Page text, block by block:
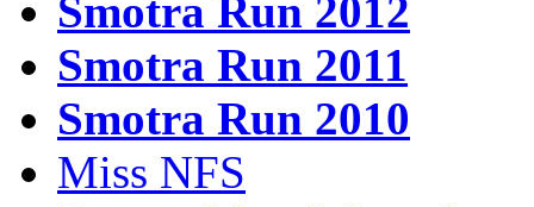
Smotra Run 2012
Smotra Run 2011
Smotra Run 2010
Miss NFS